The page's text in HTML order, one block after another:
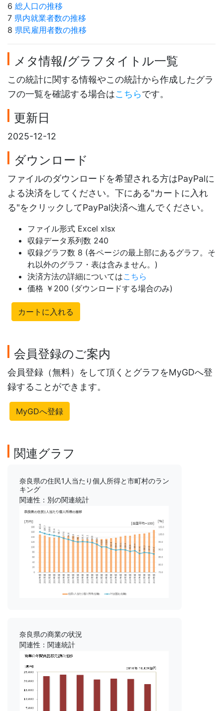
6 総人口の推移
7 県内就業者数の推移
8 県民雇用者数の推移
メタ情報/グラフタイトル一覧
この統計に関する情報やこの統計から作成したグラ
フの一覧を確認する場合はこちらです。
更新日
2025-12-12
ダウンロード
ファイルのダウンロードを希望される方はPayPalに
よる決済をしてください。下にある"カートに入れ
る"をクリックしてPayPal決済へ進んでください。
ファイル形式 Excel xlsx
収録データ系列数 240
収録グラフ数 8 (各ページの最上部にあるグラフ。そ
れ以外のグラフ・表は含みません。)
決済方法の詳細についてはこちら
価格 ￥200 (ダウンロードする場合のみ)
カートに入れる
会員登録のご案内
会員登録（無料）をして頂くとグラフをMyGDへ登
録することができます。
MyGDへ登録
関連グラフ
奈良県の住民1人当たり個人所得と市町村のラン
キング
関連性：別の関連統計
奈良県の商業の状況
関連性：関連統計